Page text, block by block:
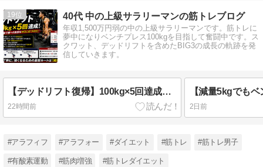
19 40代 中の上級サラリーマンの筋トレブログ
年収1,500万円弱の中の上級サラリーマンです。筋トレに
夢中になりベンチプレス100kgを目指して奮闘中です。ス
クワット、デッドリフトを含めたBIG3の成長の軌跡を発
信していきます。
【デッドリフト復帰】100kg×5回達成！腰を痛めて1か月で気づいた「下ろし方」が怪我防止の鍵だった
22時間前 2日前
#アラフィフ #アラフォー #ダイエット #筋トレ #筋トレ男子
#有酸素運動 #筋肉増強 #筋トレダイエット